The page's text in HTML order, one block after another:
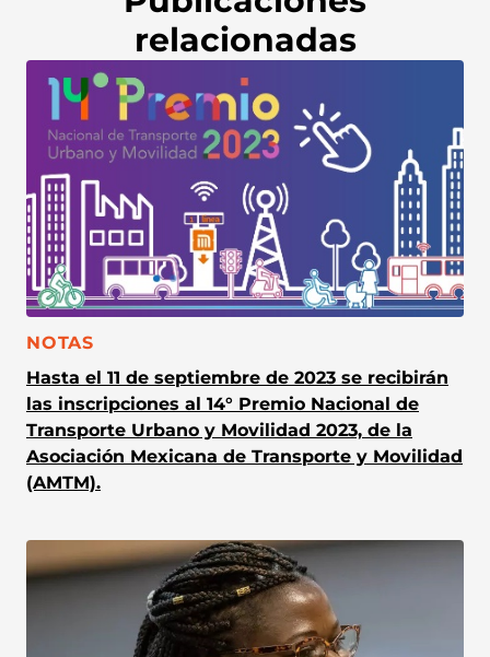
relacionadas
CATEGORÍA:
NOTAS
Hasta el 11 de septiembre de 2023 se recibirán
las inscripciones al 14° Premio Nacional de
Transporte Urbano y Movilidad 2023, de la
Asociación Mexicana de Transporte y Movilidad
(AMTM).